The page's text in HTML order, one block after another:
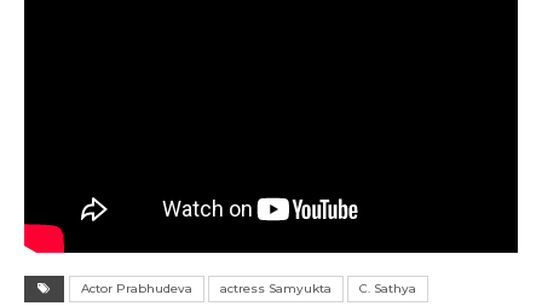
Actor Prabhudeva actress Samyukta
C. Sathya